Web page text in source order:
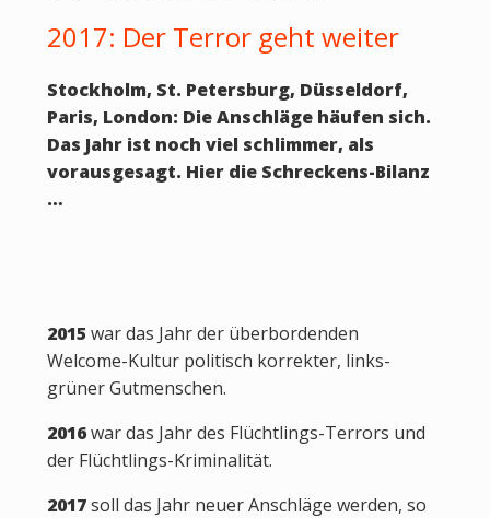
2017: Der Terror geht weiter
Stockholm, St. Petersburg, Düsseldorf,
Paris, London: Die Anschläge häufen sich.
Das Jahr ist noch viel schlimmer, als
vorausgesagt. Hier die Schreckens-Bilanz
…
2015 war das Jahr der überbordenden
Welcome-Kultur politisch korrekter, links-
grüner Gutmenschen.
2016war das Jahr des Flüchtlings-Terrors und
der Flüchtlings-Kriminalität.
2017soll das Jahr neuer Anschläge werden, so